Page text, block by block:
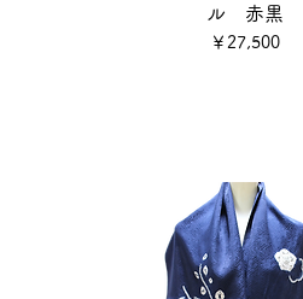
ル 赤黒
価格
￥27,500